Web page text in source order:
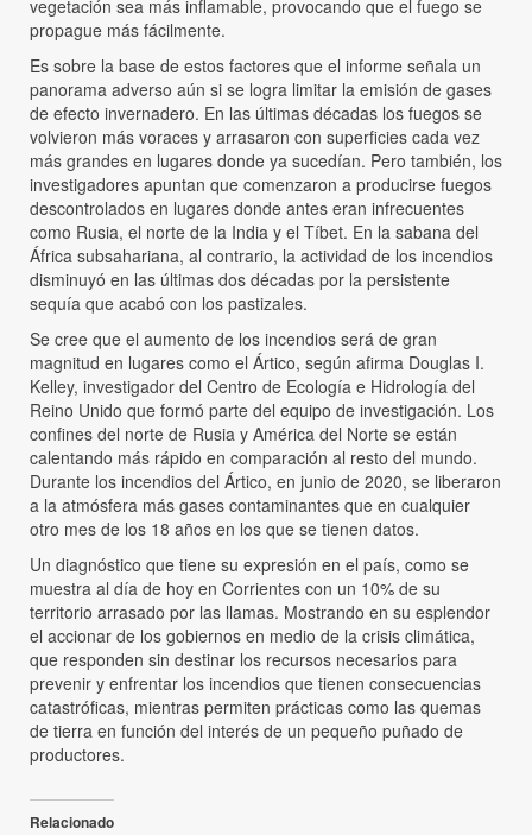
vegetación sea más inflamable, provocando que el fuego se
propague más fácilmente.
Es sobre la base de estos factores que el informe señala un
panorama adverso aún si se logra limitar la emisión de gases
de efecto invernadero. En las últimas décadas los fuegos se
volvieron más voraces y arrasaron con superficies cada vez
más grandes en lugares donde ya sucedían. Pero también, los
investigadores apuntan que comenzaron a producirse fuegos
descontrolados en lugares donde antes eran infrecuentes
como Rusia, el norte de la India y el Tíbet. En la sabana del
África subsahariana, al contrario, la actividad de los incendios
disminuyó en las últimas dos décadas por la persistente
sequía que acabó con los pastizales.
Se cree que el aumento de los incendios será de gran
magnitud en lugares como el Ártico, según afirma Douglas I.
Kelley, investigador del Centro de Ecología e Hidrología del
Reino Unido que formó parte del equipo de investigación. Los
confines del norte de Rusia y América del Norte se están
calentando más rápido en comparación al resto del mundo.
Durante los incendios del Ártico, en junio de 2020, se liberaron
a la atmósfera más gases contaminantes que en cualquier
otro mes de los 18 años en los que se tienen datos.
Un diagnóstico que tiene su expresión en el país, como se
muestra al día de hoy en Corrientes con un 10% de su
territorio arrasado por las llamas. Mostrando en su esplendor
el accionar de los gobiernos en medio de la crisis climática,
que responden sin destinar los recursos necesarios para
prevenir y enfrentar los incendios que tienen consecuencias
catastróficas, mientras permiten prácticas como las quemas
de tierra en función del interés de un pequeño puñado de
productores.
Relacionado